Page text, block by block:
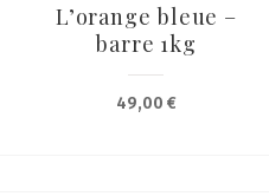
L’orange bleue –
barre 1kg
49,00 €